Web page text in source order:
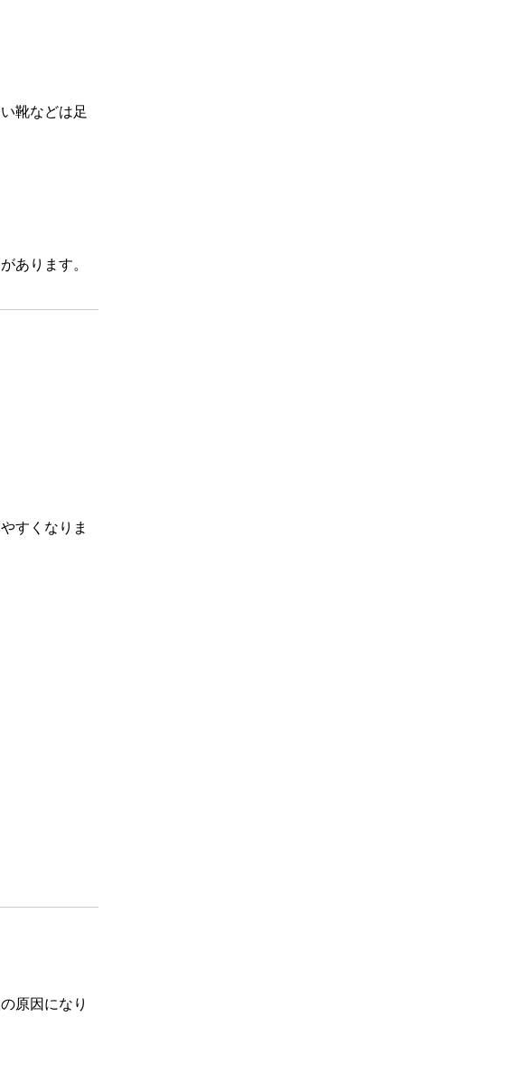
靴などは足
あります。
すくなりま
原因になり